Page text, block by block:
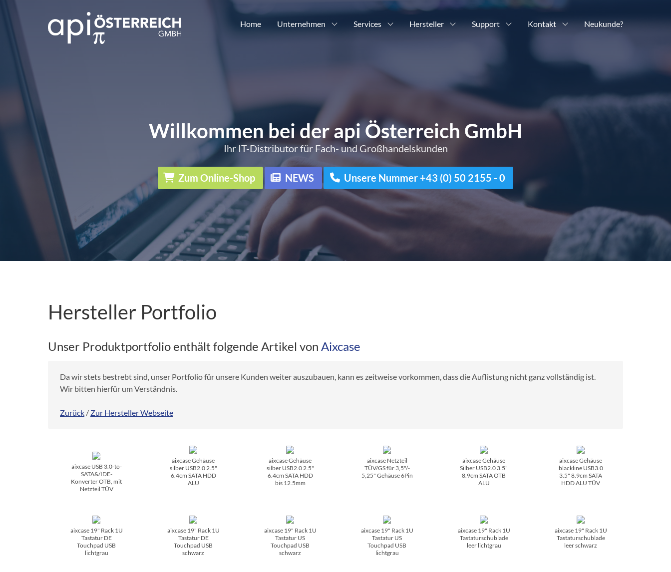
Home Unternehmen Services Hersteller Support Kontakt Neukunde?
Willkommen bei der api Österreich GmbH
Ihr IT-Distributor für Fach- und Großhandelskunden
Zum Online-Shop NEWS Unsere Nummer +43 (0) 50 2155 - 0
Hersteller Portfolio
Unser Produktportfolio enthält folgende Artikel von Aixcase
Da wir stets bestrebt sind, unser Portfolio für unsere Kunden weiter auszubauen, kann es zeitweise vorkommen, dass die Auflistung nicht ganz vollständig ist.
Wir bitten hierfür um Verständnis.
Zurück / Zur Hersteller Webseite
aixcase USB 3.0-to-
SATA&/­IDE-
Konverter OTB, mit
Netzteil TÜV
aixcase Gehäuse
silber USB2.0 2.5"
6.4cm SATA HDD
ALU
aixcase Gehäuse
silber USB2.0 2.5"
6.4cm SATA HDD
bis 12.5mm
aixcase Netzteil
TÜV/­GS für 3,5"/­
5,25" Gehäuse 6Pin
aixcase Gehäuse
Silber USB2.0 3.5"
8.9cm SATA OTB
ALU
aixcase Gehäuse
blackline USB3.0
3.5" 8.9cm SATA
HDD ALU TÜV
aixcase 19" Rack 1U
Tastatur DE
Touchpad USB
lichtgrau
aixcase 19" Rack 1U
Tastatur DE
Touchpad USB
schwarz
aixcase 19" Rack 1U
Tastatur US
Touchpad USB
schwarz
aixcase 19" Rack 1U
Tastatur US
Touchpad USB
lichtgrau
aixcase 19" Rack 1U
Tastaturschublade
leer lichtgrau
aixcase 19" Rack 1U
Tastaturschublade
leer schwarz